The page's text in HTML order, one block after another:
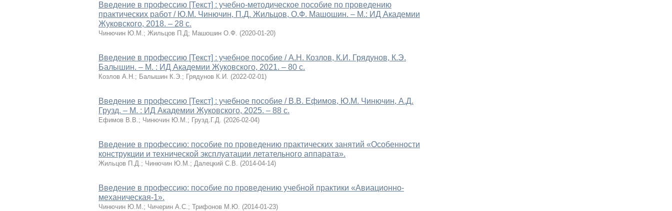
Введение в профессию [Текст] : учебно-методическое пособие по проведению
практических работ / Ю.М. Чинючин, П.Д. Жильцов, О.Ф. Машошин. – М.: ИД Академии
Жуковского, 2018. – 28 с.
Чинючин Ю.М.; Жильцов П.Д; Машошин О.Ф. (2020-01-20)
Введение в профессию [Текст] : учебное пособие / А.Н. Козлов, К.И. Грядунов, К.Э.
Балышин. – М. : ИД Академии Жуковского, 2021. – 80 с.
Козлов А.Н.; Балышин К.Э.; Грядунов К.И. (2022-02-01)
Введение в профессию [Текст] : учебное пособие / В.В. Ефимов, Ю.М. Чинючин, А.Д.
Грузд. – М. : ИД Академии Жуковского, 2025. – 88 с.
Ефимов В.В.; Чинючин Ю.М.; Грузд.Г.Д. (2026-02-04)
Введение в профессию: пособие по проведению практических занятий «Особенности
конструкции и технической эксплуатации летательного аппарата».
Жильцов П.Д.; Чинючин Ю.М.; Далецкий С.В. (2014-04-14)
Введение в профессию: пособие по проведению учебной практики «Авиационно-
механическая-1».
Чинючин Ю.М.; Чичерин А.С.; Трифонов М.Ю. (2014-01-23)